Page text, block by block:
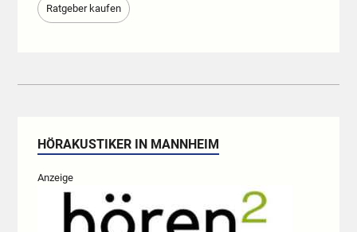
Ratgeber kaufen
HÖRAKUSTIKER IN MANNHEIM
Anzeige